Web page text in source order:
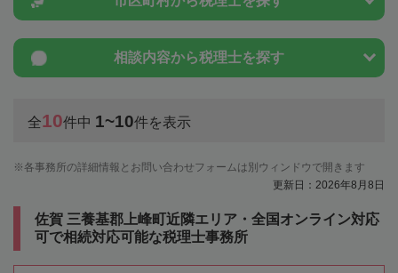
相談内容から税理士を探す
全10件中 1~10件を表示
各事務所の詳細情報とお問い合わせフォームは別ウィンドウで開きます
更新日：2026年8月8日
佐賀 三養基郡上峰町近隣エリア・全国オンライン対応
可で相続対応可能な税理士事務所